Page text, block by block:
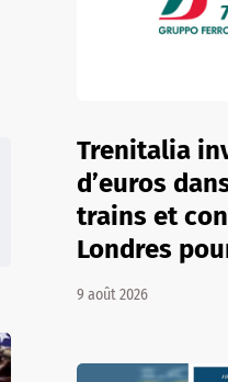
Trenitalia
d’euros
trains et
Londres
9 août 2026